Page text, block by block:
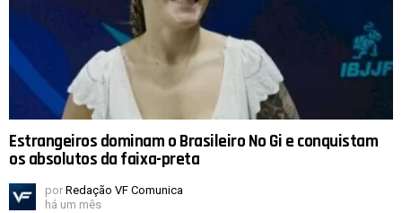
Estrangeiros dominam o Brasileiro No Gi e conquistam
os absolutos da faixa-preta
por Redação VF Comunica
há um mês